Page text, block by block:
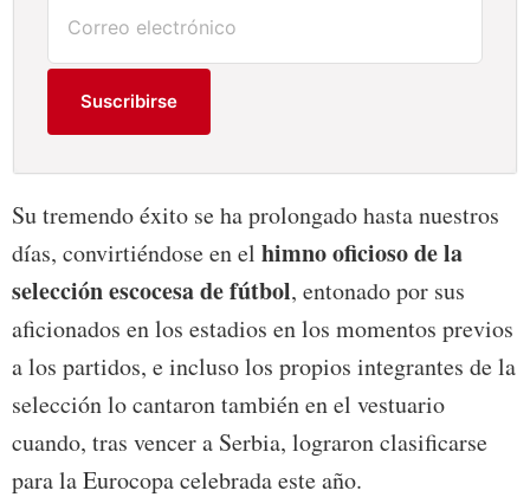
Suscribirse
Su tremendo éxito se ha prolongado hasta nuestros
días, convirtiéndose en el himno oficioso de la
selección escocesa de fútbol, entonado por sus
aficionados en los estadios en los momentos previos
a los partidos, e incluso los propios integrantes de la
selección lo cantaron también en el vestuario
cuando, tras vencer a Serbia, lograron clasificarse
para la Eurocopa celebrada este año.